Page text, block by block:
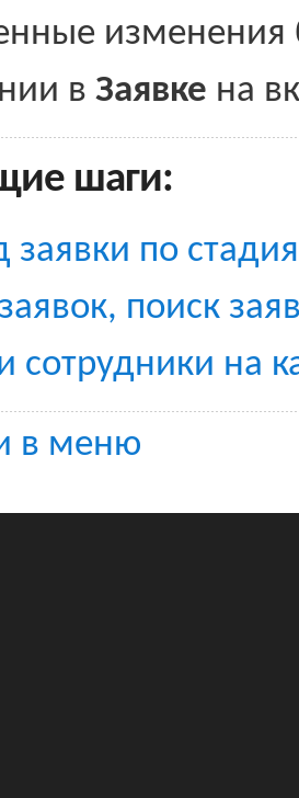
изменения
в Заявке на
шаги:
заявки по
поиск
сотрудники на
в меню